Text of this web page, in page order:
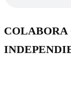
COLABORA